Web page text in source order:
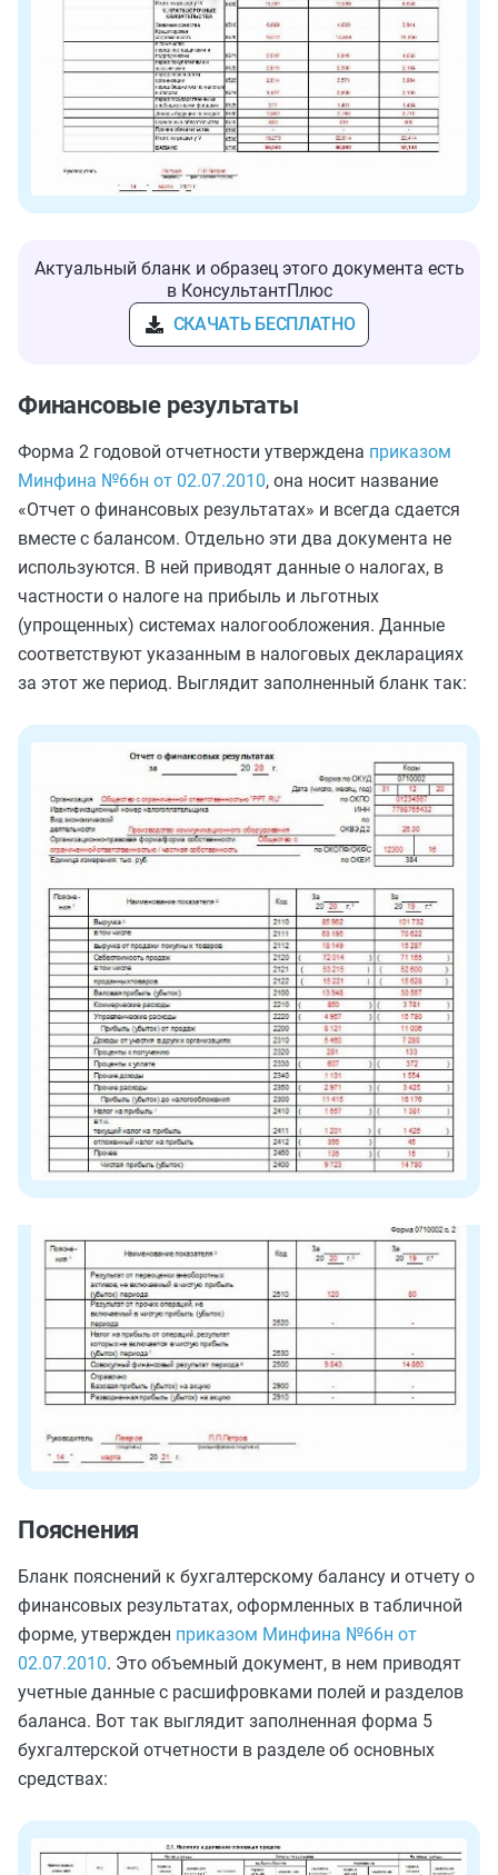
Актуальный бланк и образец этого документа есть
в КонсультантПлюс
СКАЧАТЬ БЕСПЛАТНО
Финансовые результаты
Форма 2 годовой отчетности утверждена приказом
Минфина №66н от 02.07.2010, она носит название
«Отчет о финансовых результатах» и всегда сдается
вместе с балансом. Отдельно эти два документа не
используются. В ней приводят данные о налогах, в
частности о налоге на прибыль и льготных
(упрощенных) системах налогообложения. Данные
соответствуют указанным в налоговых декларациях
за этот же период. Выглядит заполненный бланк так:
Пояснения
Бланк пояснений к бухгалтерскому балансу и отчету о
финансовых результатах, оформленных в табличной
форме, утвержден приказом Минфина №66н от
02.07.2010. Это объемный документ, в нем приводят
учетные данные с расшифровками полей и разделов
баланса. Вот так выглядит заполненная форма 5
бухгалтерской отчетности в разделе об основных
средствах: